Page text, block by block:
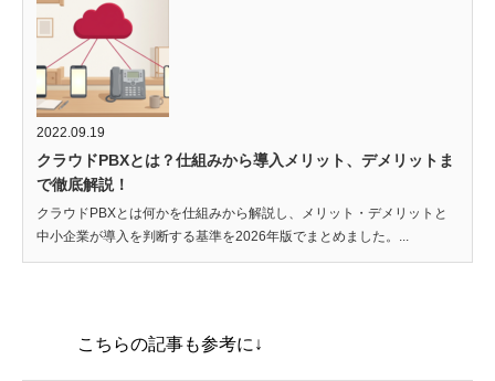
2022.09.19
クラウドPBXとは？仕組みから導入メリット、デメリットま
で徹底解説！
クラウドPBXとは何かを仕組みから解説し、メリット・デメリットと
中小企業が導入を判断する基準を2026年版でまとめました。...
こちらの記事も参考に↓